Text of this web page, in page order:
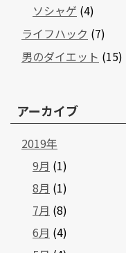
ソシャゲ (4)
ライフハック (7)
男のダイエット (15)
アーカイブ
2019年
9月 (1)
8月 (1)
7月 (8)
6月 (4)